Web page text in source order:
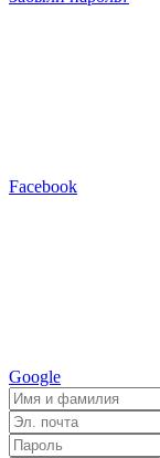
Facebook
Google